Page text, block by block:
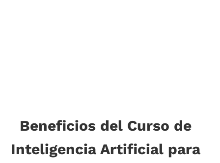
Beneficios del Curso de
Inteligencia Artificial para